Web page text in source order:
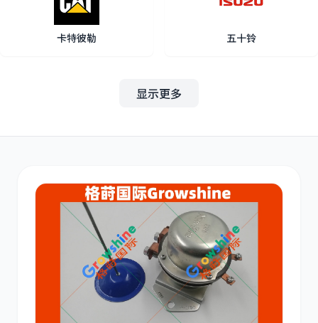
卡特彼勒 五十铃
其他 小松
沃尔沃 康明斯
显示更多